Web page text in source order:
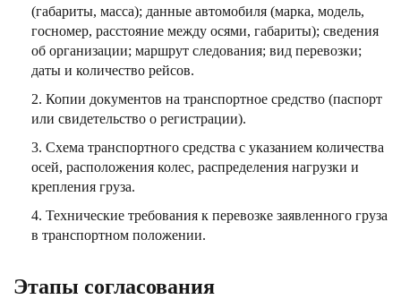
(габариты, масса); данные автомобиля (марка, модель,
госномер, расстояние между осями, габариты); сведения
об организации; маршрут следования; вид перевозки;
даты и количество рейсов.
Копии документов на транспортное средство (паспорт
или свидетельство о регистрации).
Схема транспортного средства с указанием количества
осей, расположения колес, распределения нагрузки и
крепления груза.
Технические требования к перевозке заявленного груза
в транспортном положении.
Этапы согласования